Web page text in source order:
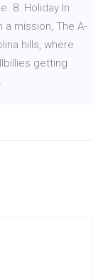
8. Holiday In
a mission, The A-
hills, where
getting